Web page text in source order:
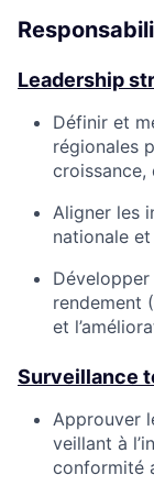
Leadership
Définir et
régionales
croissance,
Aligner les
nationale
rendement
et
Surveillance
Approuver
veillant à
conformité